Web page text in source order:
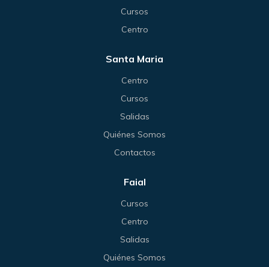
Cursos
Centro
Santa Maria
Centro
Cursos
Salidas
Quiénes Somos
Contactos
Faial
Cursos
Centro
Salidas
Quiénes Somos